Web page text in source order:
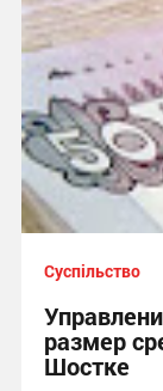
Суспільство
размер
Шостке